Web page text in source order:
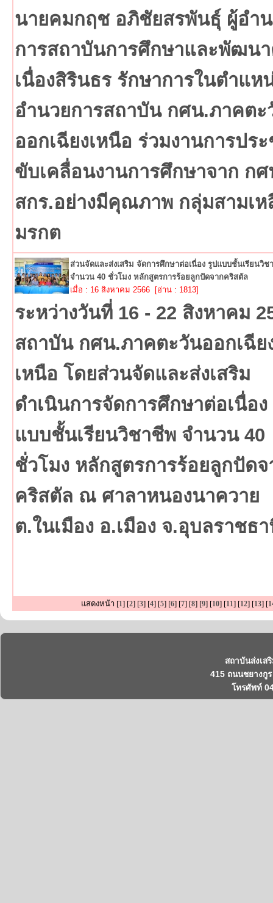
นายคมกฤช อภิชัยสรพันธุ์ ผู้อำ
การสถาบันการศึกษาและพัฒน
เนื่องสิรินธร รักษาการในตำแห
อำนวยการสถาบัน กศน.ภาคตะ
ออกเฉียงเหนือ ร่วมงานการปร
ขับเคลื่อนงานการศึกษาจาก ก
สกร.อย่างมีคุณภาพ กลุ่มสามเห
มรกต
ส่วนจัดและส่งเสริม จัดการศึกษาต่อเนื่อง รูปแบบชั้นเรียนวิช
จำนวน 40 ชั่วโมง หลักสูตรการร้อยลูกปัดจากคริสตัล
เมื่อ : 16 สิงหาคม 2566 [อ่าน : 1813]
ระหว่างวันที่ 16 - 22 สิงหาคม
สถาบัน กศน.ภาคตะวันออกเฉีย
เหนือ โดยส่วนจัดและส่งเสริม
ดำเนินการจัดการศึกษาต่อเนื่อง
แบบชั้นเรียนวิชาชีพ จำนวน 40
ชั่วโมง หลักสูตรการร้อยลูกปัดจ
คริสตัล ณ ศาลาหนองนาควาย
ต.ในเมือง อ.เมือง จ.อุบลราชธ
แสดงหน้า [1] [2] [3] [4] [5] [6] [7] [8] [9] [10] [11] [12] [13] [
สถาบันส่งเส
415 ถนนชยางกู
โทรศัพท์